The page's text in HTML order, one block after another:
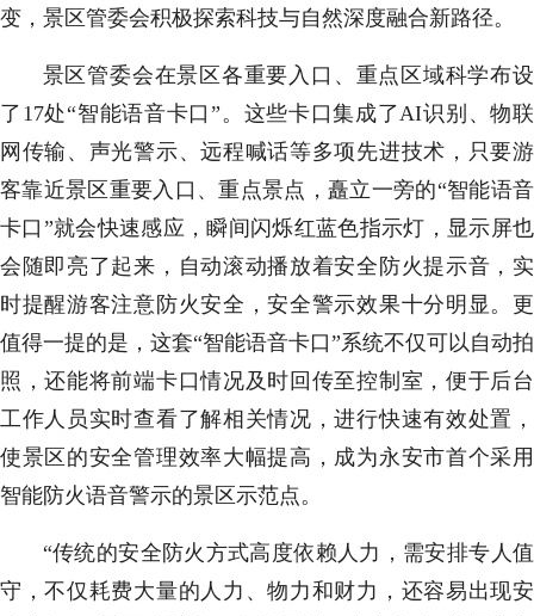
变，景区管委会积极探索科技与自然深度融合新路径。
景区管委会在景区各重要入口、重点区域科学布设
了17处“智能语音卡口”。这些卡口集成了AI识别、物联
网传输、声光警示、远程喊话等多项先进技术，只要游
客靠近景区重要入口、重点景点，矗立一旁的“智能语音
卡口”就会快速感应，瞬间闪烁红蓝色指示灯，显示屏也
会随即亮了起来，自动滚动播放着安全防火提示音，实
时提醒游客注意防火安全，安全警示效果十分明显。更
值得一提的是，这套“智能语音卡口”系统不仅可以自动拍
照，还能将前端卡口情况及时回传至控制室，便于后台
工作人员实时查看了解相关情况，进行快速有效处置，
使景区的安全管理效率大幅提高，成为永安市首个采用
智能防火语音警示的景区示范点。
“传统的安全防火方式高度依赖人力，需安排专人值
守，不仅耗费大量的人力、物力和财力，还容易出现安